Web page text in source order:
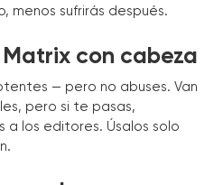
menos sufrirás después.
con cabeza
— pero no abuses. Van
pero si te pasas,
a los editores. Úsalos solo